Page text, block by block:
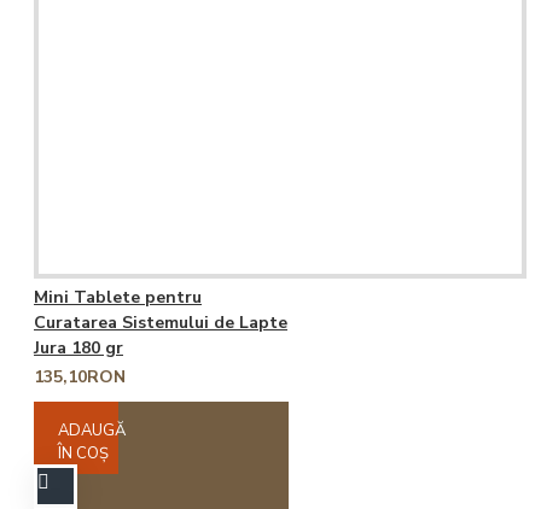
Mini Tablete pentru
Curatarea Sistemului de Lapte
Jura 180 gr
135,10RON
ADAUGĂ
ÎN COŞ